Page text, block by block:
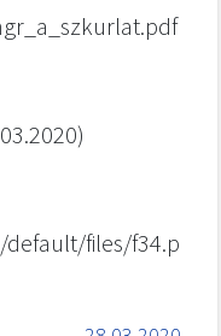
files/f34.p